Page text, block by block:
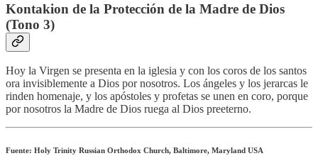
Kontakion de la Protección de la Madre de Dios
(Tono 3)
Hoy la Virgen se presenta en la iglesia y con los coros de los santos
ora invisiblemente a Dios por nosotros. Los ángeles y los jerarcas le
rinden homenaje, y los apóstoles y profetas se unen en coro, porque
por nosotros la Madre de Dios ruega al Dios preeterno.
Fuente: Holy Trinity Russian Orthodox Church, Baltimore, Maryland USA